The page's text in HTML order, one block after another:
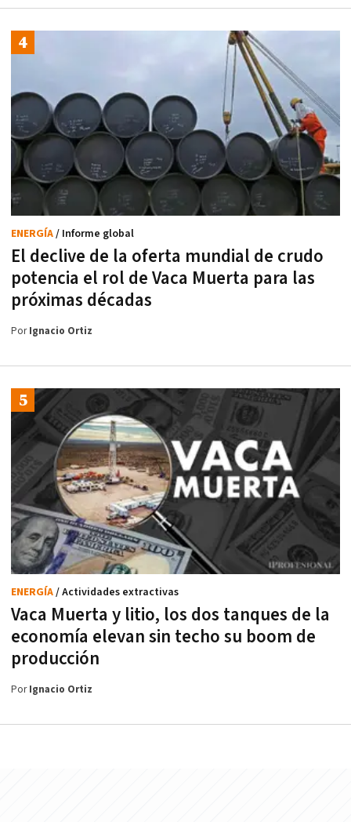
El declive de la oferta mundial de crudo
potencia el rol de Vaca Muerta para las
próximas décadas
ENERGÍA/ Informe global
PorIgnacio Ortiz
Vaca Muerta y litio, los dos tanques de la
economía elevan sin techo su boom de
producción
ENERGÍA/ Actividades extractivas
PorIgnacio Ortiz